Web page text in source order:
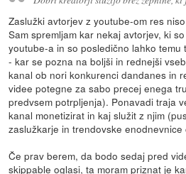
Zaslužki avtorjev z youtube-om res
Sam spremljam kar nekaj avtorjev, ki
youtube-a in so posledično lahko temu
- kar se pozna na boljši in rednejši
kanal ob nori konkurenci dandanes in
videe potegne za sabo precej enega
predvsem potrpljenja). Ponavadi traja
kanal monetizirat in kaj služit z njim
zaslužkarje in trendovske enodnevnice
Če prav berem, da bodo sedaj pred
skippable oglasi, ta moram priznat je